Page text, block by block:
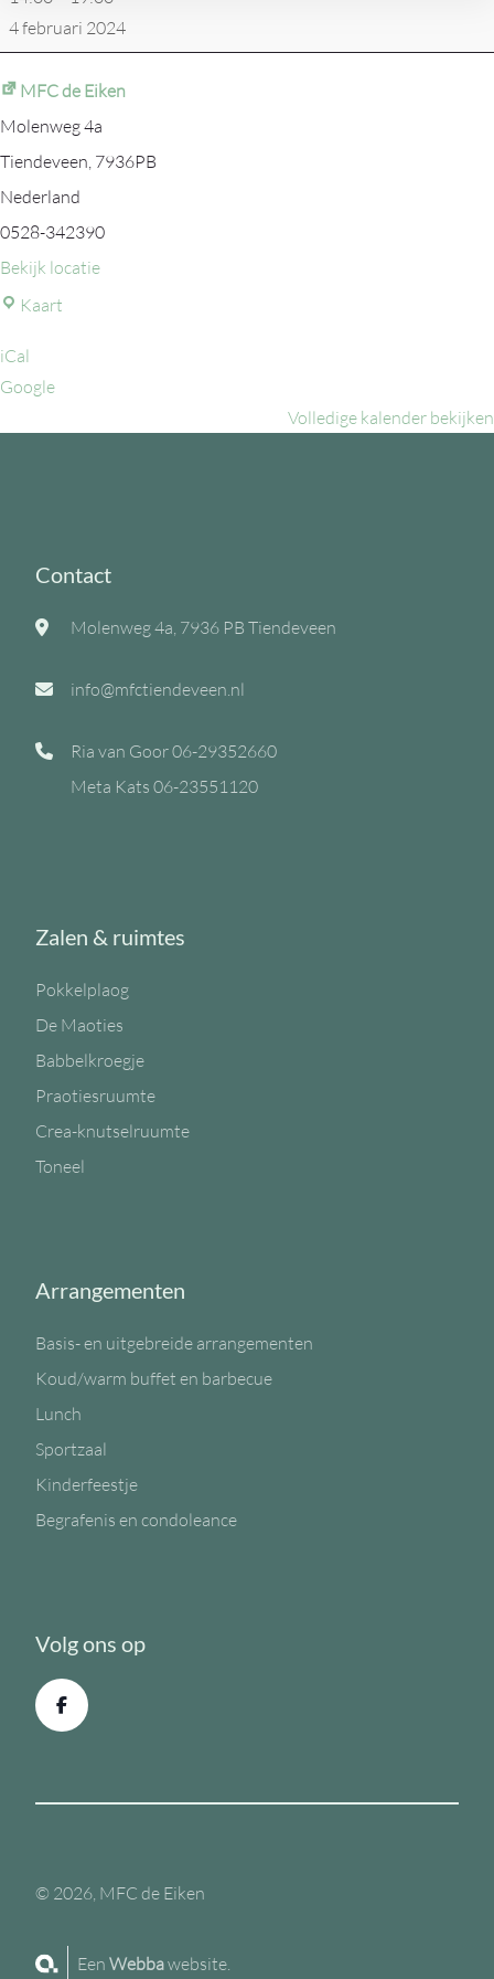
4 februari 2024
MFC de Eiken
Molenweg 4a
Tiendeveen, 7936PB
Nederland
0528-342390
Bekijk locatie
Kaart
iCal
Google
Volledige kalender bekijken
Contact
Molenweg 4a, 7936 PB Tiendeveen
info@mfctiendeveen.nl
Ria van Goor06-29352660
Meta Kats 06-23551120
Zalen & ruimtes
Pokkelplaog
De Maoties
Babbelkroegje
Praotiesruumte
Crea-knutselruumte
Toneel
Arrangementen
Basis- en uitgebreide arrangementen
Koud/warm buffet en barbecue
Lunch
Sportzaal
Kinderfeestje
Begrafenis en condoleance
Volg ons op
© 2026, MFC de Eiken
EenWebbawebsite.